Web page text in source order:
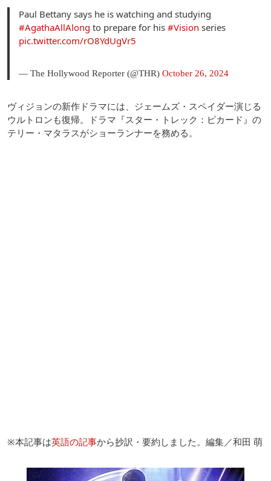
Paul Bettany says he is watching and studying
#AgathaAllAlong to prepare for his #Vision series
pic.twitter.com/rO8YdUgVr5
— The Hollywood Reporter (@THR) October 26, 2024
ヴィジョンの新作ドラマには、ジェームズ・スペイダー演じる
ウルトロンも復帰。ドラマ『スター・トレック：ピカード』の
テリー・マタラスがショーランナーを務める。
※本記事は英語の記事から抄訳・要約しました。編集／和田 萌